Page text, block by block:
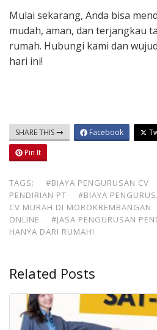
Mulai sekarang, Anda bisa
mudah, aman, dan terjangkau
rumah. Hubungi kami dan
hari ini!
SHARE THIS Facebook
Pin It
TAGS: #BIAYA PENGURUSAN CV
PENDIRIAN PT
#BIAYA
CV MURAH DI MOROKREMBANGAN
ONLINE
#JASA PENGURUSAN
HANYA DARI RUMAH!
Related Posts